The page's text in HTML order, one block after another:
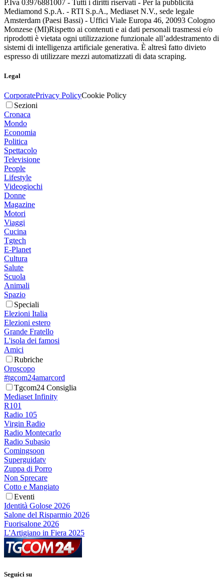
P.Iva 03976881007 - Tutti i diritti riservati - Per la pubblicità
Mediamond S.p.A. - RTI S.p.A., Mediaset N.V., sede legale
Amsterdam (Paesi Bassi) - Uffici Viale Europa 46, 20093 Cologno
Monzese (MI)Rispetto ai contenuti e ai dati personali trasmessi e/o
riprodotti è vietata ogni utilizzazione funzionale all’addestramento di
sistemi di intelligenza artificiale generativa. È altresì fatto divieto
espresso di utilizzare mezzi automatizzati di data scraping.
Legal
CorporatePrivacy PolicyCookie Policy
Sezioni
Cronaca
Mondo
Economia
Politica
Spettacolo
Televisione
People
Lifestyle
Videogiochi
Donne
Magazine
Motori
Viaggi
Cucina
Tgtech
E-Planet
Cultura
Salute
Scuola
Animali
Spazio
Speciali
Elezioni Italia
Elezioni estero
Grande Fratello
L'isola dei famosi
Amici
Rubriche
Oroscopo
#tgcom24amarcord
Tgcom24 Consiglia
Mediaset Infinity
R101
Radio 105
Virgin Radio
Radio Montecarlo
Radio Subasio
Comingsoon
Superguidatv
Zuppa di Porro
Non Sprecare
Cotto e Mangiato
Eventi
Identità Golose 2026
Salone del Risparmio 2026
Fuorisalone 2026
L'Artigiano in Fiera 2025
Seguici su